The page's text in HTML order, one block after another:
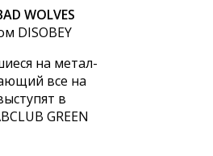
WOLVES
DISOBEY
на метал-
все на
в
GREEN